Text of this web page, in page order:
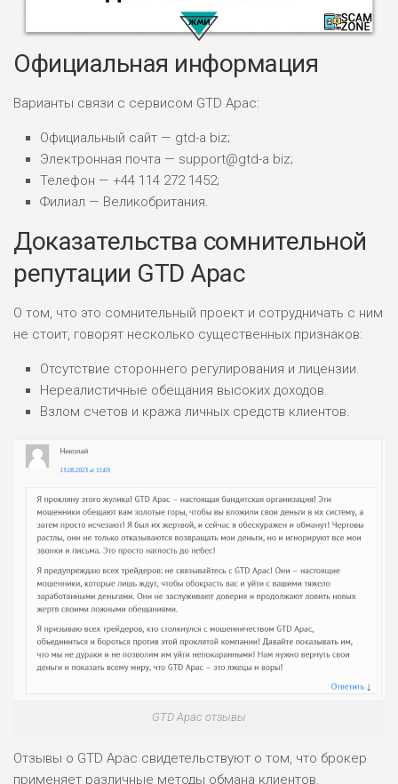
НАЗВАНИЕ
РИСКИ: НИЗКИЕ
ДОХОД: ВЫСОКИЙ
БЮДЖЕТ: ВЫСОКИЙ
М СТАВОК
РИСКИ: СРЕДНИЕ
ДОХОД: ВЫСОКИЙ
БЮДЖЕТ: НИЗКИЙ
РИСКИ: НИЗКИЕ
ДОХОД: НИЗКИЙ
БЮДЖЕТ: НИЗКИЙ
ОБЗОР
ПОДОЙДЕТ
РИСКИ: НИЗКИЕ
ДОХОД: СРЕДНИЙ
ОБЗОР
Официальная информация
Варианты связи с сервисом GTD Apac:
Официальный сайт — gtd-a biz;
Электронная почта — support@gtd-a biz;
Телефон — +44 114 272 1452;
Филиал — Великобритания.
Доказательства сомнительной
репутации GTD Apac
О том, что это сомнительный проект и сотрудничать с ним
не стоит, говорят несколько существенных признаков:
Отсутствие стороннего регулирования и лицензии.
Нереалистичные обещания высоких доходов.
Взлом счетов и кража личных средств клиентов.
GTD Apac отзывы
Отзывы о GTD Apac свидетельствуют о том, что брокер
применяет различные методы обмана клиентов.